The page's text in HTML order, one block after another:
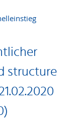
structure